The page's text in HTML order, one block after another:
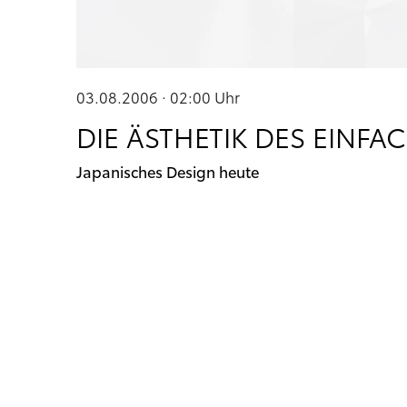
03.08.2006 · 02:00 Uhr
DIE ÄSTHETIK DES
Japanisches Design heute